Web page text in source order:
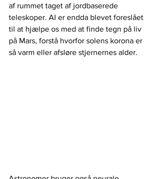
af rummet taget af jordbaserede
teleskoper. AI er endda blevet foreslået
til at hjælpe os med at finde tegn på liv
på Mars, forstå hvorfor solens korona er
så varm eller afsløre stjernernes alder.